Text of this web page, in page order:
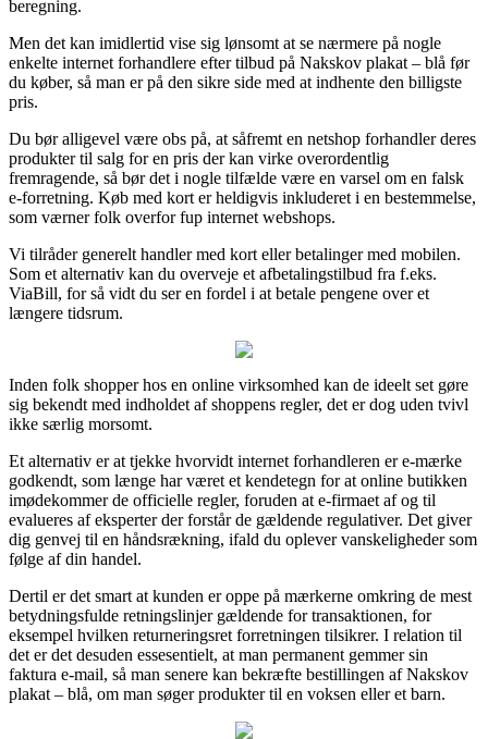
beregning.
Men det kan imidlertid vise sig lønsomt at se nærmere på nogle
enkelte internet forhandlere efter tilbud på Nakskov plakat – blå før
du køber, så man er på den sikre side med at indhente den billigste
pris.
Du bør alligevel være obs på, at såfremt en netshop forhandler deres
produkter til salg for en pris der kan virke overordentlig
fremragende, så bør det i nogle tilfælde være en varsel om en falsk
e-forretning. Køb med kort er heldigvis inkluderet i en bestemmelse,
som værner folk overfor fup internet webshops.
Vi tilråder generelt handler med kort eller betalinger med mobilen.
Som et alternativ kan du overveje et afbetalingstilbud fra f.eks.
ViaBill, for så vidt du ser en fordel i at betale pengene over et
længere tidsrum.
Inden folk shopper hos en online virksomhed kan de ideelt set gøre
sig bekendt med indholdet af shoppens regler, det er dog uden tvivl
ikke særlig morsomt.
Et alternativ er at tjekke hvorvidt internet forhandleren er e-mærke
godkendt, som længe har været et kendetegn for at online butikken
imødekommer de officielle regler, foruden at e-firmaet af og til
evalueres af eksperter der forstår de gældende regulativer. Det giver
dig genvej til en håndsrækning, ifald du oplever vanskeligheder som
følge af din handel.
Dertil er det smart at kunden er oppe på mærkerne omkring de mest
betydningsfulde retningslinjer gældende for transaktionen, for
eksempel hvilken returneringsret forretningen tilsikrer. I relation til
det er det desuden essesentielt, at man permanent gemmer sin
faktura e-mail, så man senere kan bekræfte bestillingen af Nakskov
plakat – blå, om man søger produkter til en voksen eller et barn.